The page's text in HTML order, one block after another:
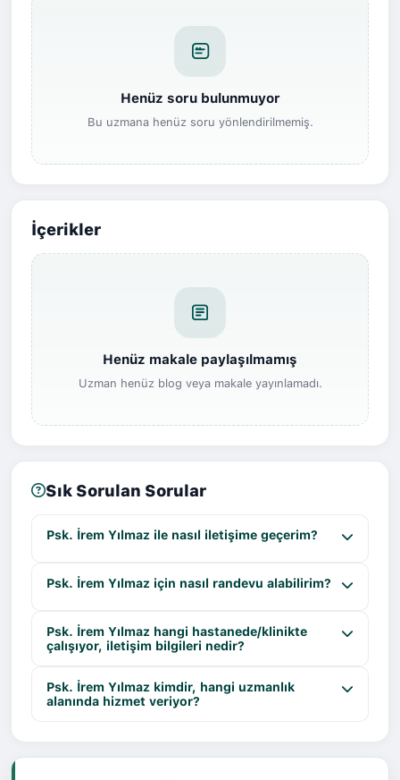
Henüz soru bulunmuyor
Bu uzmana henüz soru yönlendirilmemiş.
İçerikler
Henüz makale paylaşılmamış
Uzman henüz blog veya makale yayınlamadı.
Sık Sorulan Sorular
Psk. İrem Yılmaz ile nasıl iletişime geçerim?
Psk. İrem Yılmaz için nasıl randevu alabilirim?
Psk. İrem Yılmaz hangi hastanede/klinikte
çalışıyor, iletişim bilgileri nedir?
Psk. İrem Yılmaz kimdir, hangi uzmanlık
alanında hizmet veriyor?